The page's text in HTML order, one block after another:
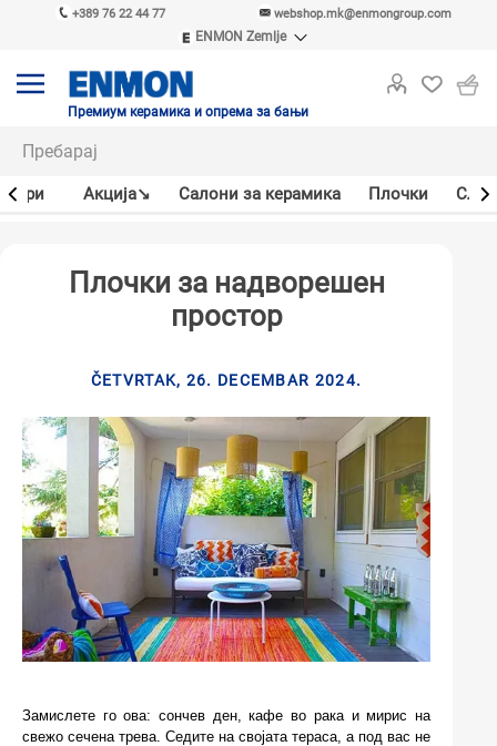
+389 76 22 44 77 webshop.mk@enmongroup.com
ENMON Zemlje
ENMON MKD
Премиум керамика и опрема за бањи
Акцијa↘ Салони за керамика Плочки
Плочки за надворешен
простор
ČETVRTAK, 26. DECEMBAR 2024.
Замислете го ова: сончев ден, кафе во рака и мирис на
свежо сечена трева. Седите на својата тераса, а под вас не